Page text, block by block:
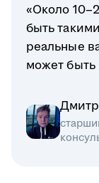
«Около
быть
реальные
может